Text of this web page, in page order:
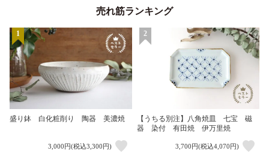
売れ筋ランキング
1
盛り鉢 白化粧削り 陶器 美濃焼
3,000円(税込3,300円)
2
【うちる別注】八角焼皿 七宝 磁
器 染付 有田焼 伊万里焼
3,700円(税込4,070円)